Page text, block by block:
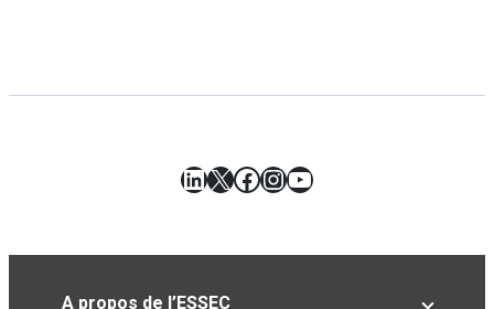
LinkedIn
X Facebook
Instagram
YouTube
A propos de l’ESSEC